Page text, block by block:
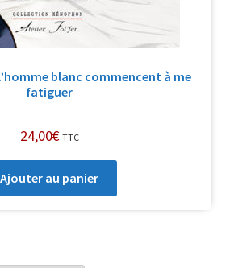
blanc commencent à me
fatiguer
24,00€ TTC
Ajouter au panier